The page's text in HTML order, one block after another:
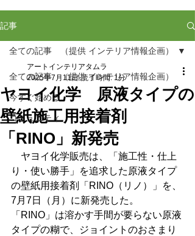
記事
全ての記事 （提供 インテリア情報企画）
今すぐ始める
コミュニティ
全ての記事 （提供 インテリア情報企画）
ヤヨイ化学 原液タイプの
壁紙施工用接着剤
「RINO」新発売
アートインテリアタムラ
2025年7月11日 読了時間: 1分
ヤヨイ化学販売は、「施工性・仕上
り・使い勝手」を追求した原液タイプ
の壁紙用接着剤「RINO（リノ）」を、
7月7日（月）に新発売した。
「RINO」は溶かす手間が要らない原液
タイプの糊で、ジョイントのおさまり